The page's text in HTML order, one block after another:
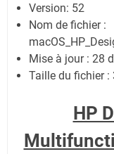
Version: 52
Nom de fichier :
Mise à jour : 28
Taille du fichier :
HP